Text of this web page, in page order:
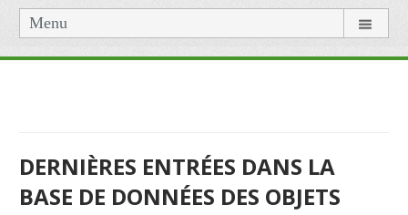
Menu
DERNIÈRES ENTRÉES DANS LA
BASE DE DONNÉES DES OBJETS